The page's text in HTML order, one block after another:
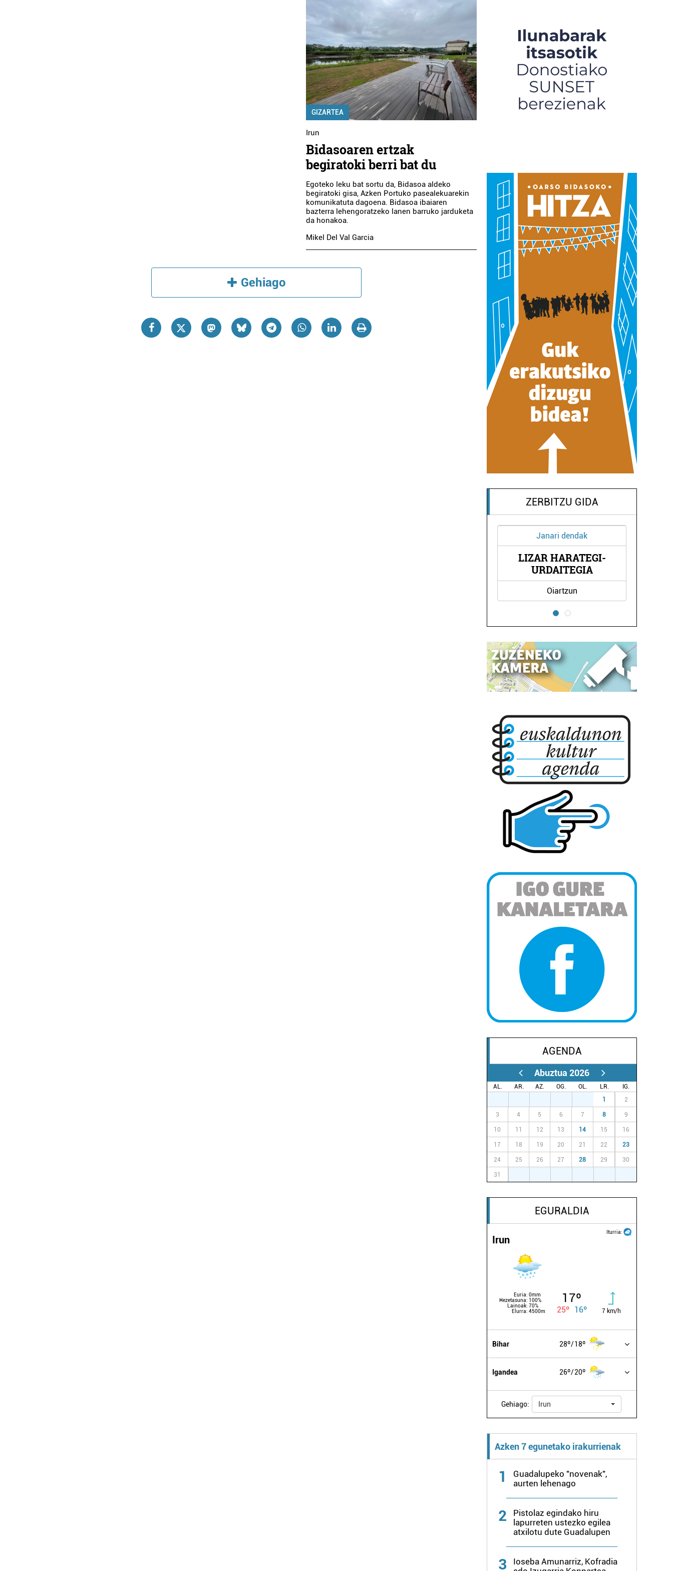
GIZARTEA
Irun
Bidasoaren ertzak
begiratoki berri bat du
Egoteko leku bat sortu da, Bidasoa aldeko
begiratoki gisa, Azken Portuko pasealekuarekin
komunikatuta dagoena. Bidasoa ibaiaren
bazterra lehengoratzeko lanen barruko jarduketa
da honakoa.
Mikel Del Val Garcia
Gehiago
ZERBITZU GIDA
Ileapaindegiak
MILA ILEAPAINDEGIA
Errenteria-Orereta
AGENDA
Abuztua 2026
AL. AR. AZ. OG. OL. LR.
IG.
1 2
3 4 5 6 7 8 9
10 11 12 13 14 15 16
17 18 19 20 21 22 23
24 25 26 27 28 29 30
31
EGURALDIA
Iturria:
Irun
Euria: 0mm
Hezetasuna: 100%
Lainoak: 70%
Elurra: 4500m
17º
25º 16º 7 km/h
Bihar 28º 18º
Igandea 26º 20º
Gehiago: Irun
Azken 7 egunetako irakurrienak
1
Guadalupeko "novenak",
aurten lehenago
2
Pistolaz egindako hiru
lapurreten ustezko egilea
atxilotu dute Guadalupen
3
Ioseba Amunarriz, Kofradia